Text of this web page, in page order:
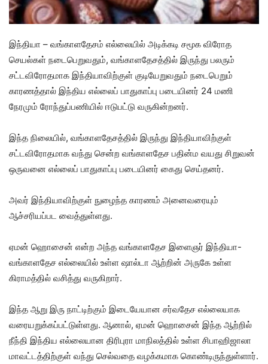
இந்தியா – வங்காளதேசம் எல்லையில் அடிக்கடி சமூக விரோத
செயல்கள் நடைபெறுவதும், வங்காளதேசத்தில் இருந்து பலரும்
சட்டவிரோதமாக இந்தியாவிற்குள் குடியேறுவதும் நடைபெறும்
காரணத்தால் இந்திய எல்லைப் பாதுகாப்பு படையினர் 24 மணி
நேரமும் ரோந்துப்பணியில் ஈடுபட்டு வருகின்றனர்.
இந்த நிலையில், வங்காளதேசத்தில் இருந்து இந்தியாவிற்குள்
சட்டவிரோதமாக வந்து சென்ற வங்காளதேச பதின்ம வயது சிறுவன்
ஒருவனை எல்லைப் பாதுகாப்பு படையினர் கைது செய்தனர்.
அவர் இந்தியாவிற்குள் நுழைந்த காரணம் அனைவரையும்
ஆச்சரியப்பட வைத்துள்ளது.
ஏமன் ஹொசைன் என்ற அந்த வங்காளதேச இளைஞர் இந்தியா-
வங்காளதேச எல்லையில் உள்ள ஷால்டா ஆற்றின் அருகே உள்ள
கிராமத்தில் வசித்து வருகிறார்.
இந்த ஆறு இரு நாட்டிற்கும் இடையேயான சர்வதேச எல்லையாக
வரையறுக்கப்பட்டுள்ளது. ஆனால், ஏமன் ஹொசைன் இந்த ஆற்றில்
நீந்தி இந்திய எல்லையான திரிபுரா மாநிலத்தில் உள்ள சிபாஹிஜாலா
மாவட்டத்திற்குள் வந்து செல்வதை வழக்கமாக கொண்டிருந்துள்ளார்.